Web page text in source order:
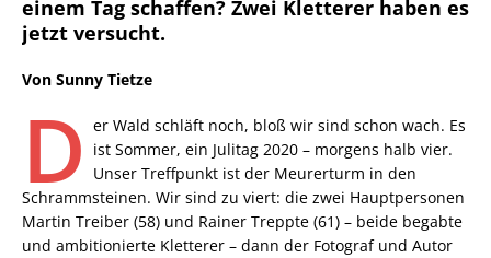
einem Tag schaffen? Zwei Kletterer haben es
jetzt versucht.
Von Sunny Tietze
D er Wald schläft noch, bloß wir sind schon wach. Es
ist Sommer, ein Julitag 2020 – morgens halb vier.
Unser Treffpunkt ist der Meurerturm in den
Schrammsteinen. Wir sind zu viert: die zwei Hauptpersonen
Martin Treiber (58) und Rainer Treppte (61) – beide begabte
und ambitionierte Kletterer – dann der Fotograf und Autor